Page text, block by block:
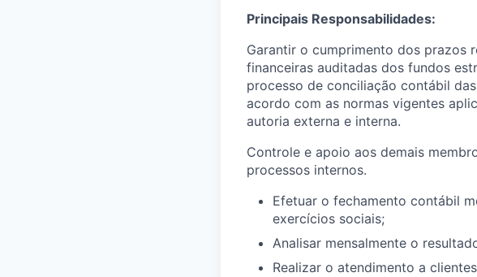
Principais Responsabilidades:
Garantir o cumprimento dos prazos
financeiras auditadas dos fundos
processo de conciliação contábil
acordo com as normas vigentes
autoria externa e interna.
Controle e apoio aos demais
processos internos.
Efetuar o fechamento contábil
exercícios sociais;
Analisar mensalmente o
Realizar o atendimento a